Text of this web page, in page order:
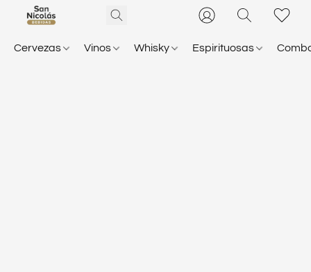
Cervezas Vinos Whisky Espirituosas